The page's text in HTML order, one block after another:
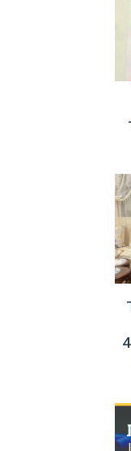
שהוא מאומץ ואיך זה לפגוש 4